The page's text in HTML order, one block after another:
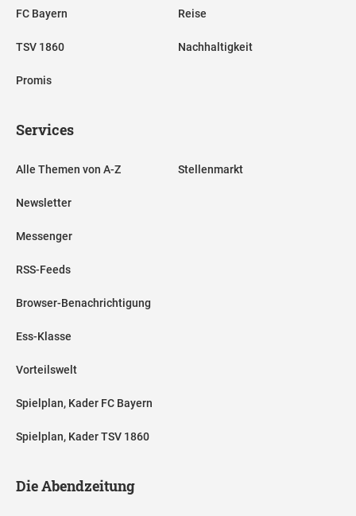
FC Bayern
TSV 1860
Promis
Reise
Nachhaltigkeit
Services
Alle Themen von A-Z
Newsletter
Messenger
RSS-Feeds
Browser-Benachrichtigung
Ess-Klasse
Vorteilswelt
Spielplan, Kader FC Bayern
Spielplan, Kader TSV 1860
Stellenmarkt
Die Abendzeitung